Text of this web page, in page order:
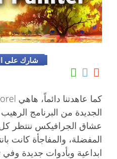
شارك على
عشاق الجرافيكس ننتظر كل
المفضلة، والمفاجأة كانت
ابداعية وبأدوات جديدة